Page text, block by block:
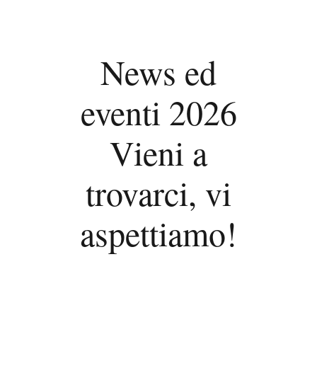
News ed
eventi 2026
Vieni a
trovarci, vi
aspettiamo!